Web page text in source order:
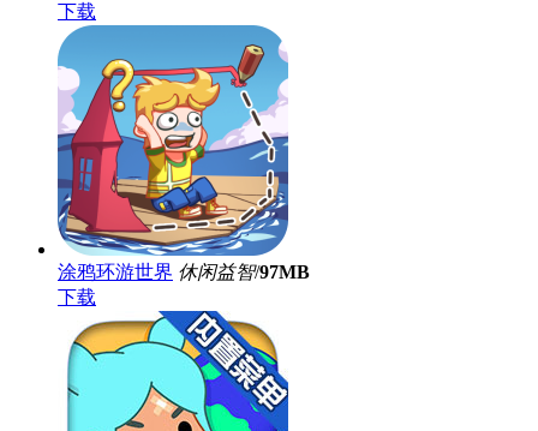
下载
涂鸦环游世界 休闲益智/97MB
下载